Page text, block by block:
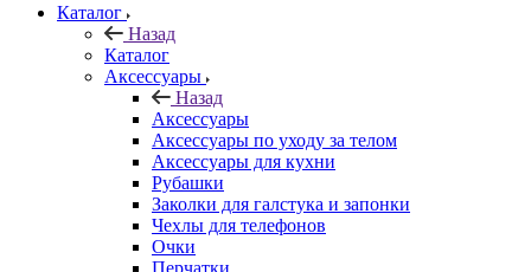
Каталог
Назад
Каталог
Аксессуары
Назад
Аксессуары
Аксессуары по уходу за телом
Аксессуары для кухни
Рубашки
Заколки для галстука и запонки
Чехлы для телефонов
Очки
Перчатки